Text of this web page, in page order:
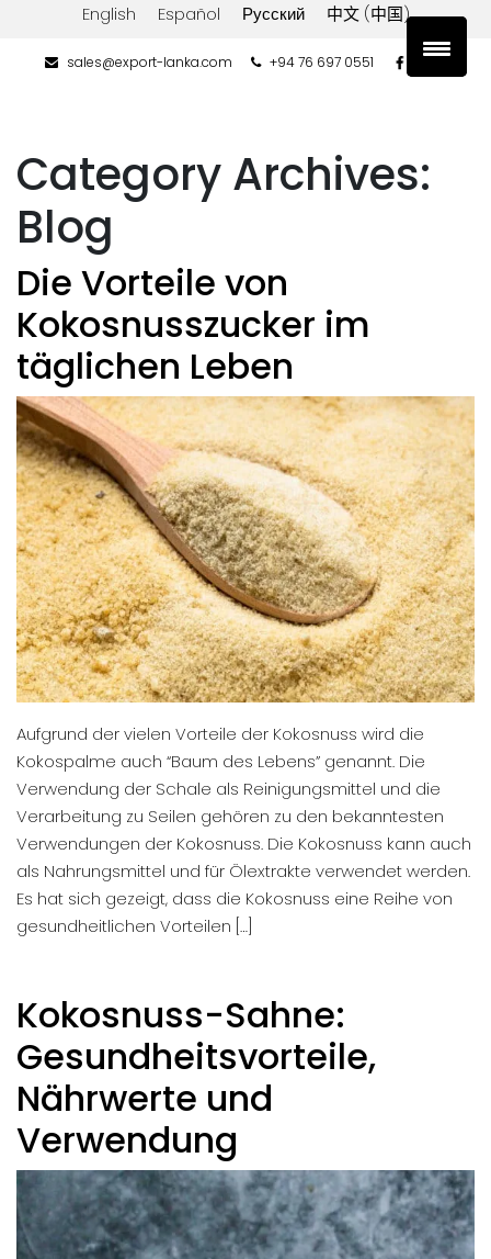
English Español Русский 中文 (中国)
sales@export-lanka.com +94 76 697 0551
Category Archives:
Blog
Die Vorteile von
Kokosnusszucker im
täglichen Leben
Aufgrund der vielen Vorteile der Kokosnuss wird die
Kokospalme auch “Baum des Lebens” genannt. Die
Verwendung der Schale als Reinigungsmittel und die
Verarbeitung zu Seilen gehören zu den bekanntesten
Verwendungen der Kokosnuss. Die Kokosnuss kann auch
als Nahrungsmittel und für Ölextrakte verwendet werden.
Es hat sich gezeigt, dass die Kokosnuss eine Reihe von
gesundheitlichen Vorteilen […]
Kokosnuss-Sahne:
Gesundheitsvorteile,
Nährwerte und
Verwendung